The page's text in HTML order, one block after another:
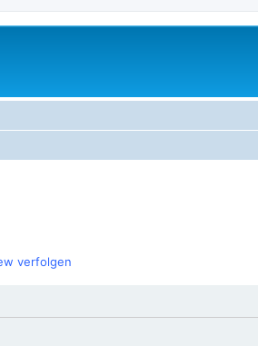
verfolgen